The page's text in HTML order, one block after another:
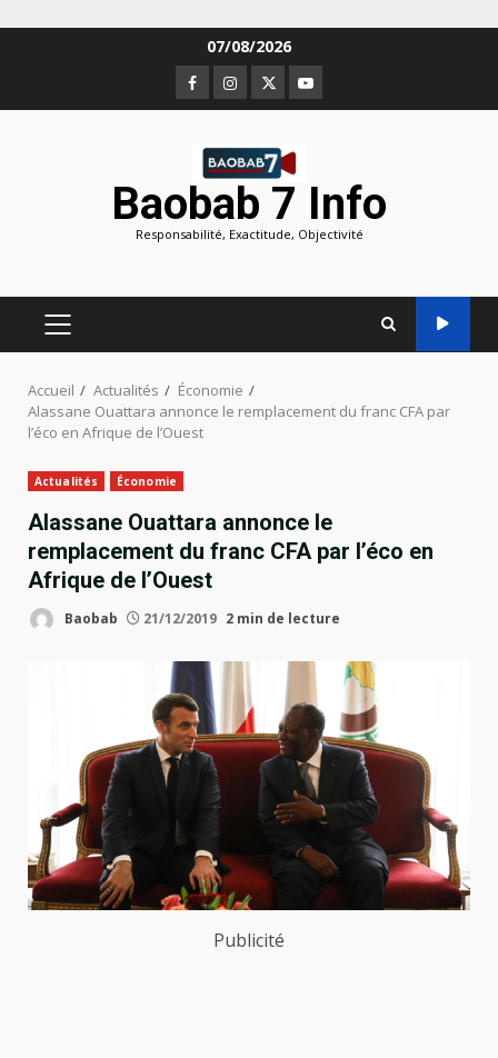
07/08/2026
Facebook
Instagram
TwitterYoutube
Baobab 7 Info
Responsabilité, Exactitude, Objectivité
MENU
PRINCIPAL
Accueil Actualités
Économie
Alassane Ouattara annonce le remplacement du franc CFA par
l’éco en Afrique de l’Ouest
Actualités Économie
Alassane Ouattara annonce le
remplacement du franc CFA par l’éco en
Afrique de l’Ouest
Baobab 21/12/2019 2 min de lecture
Publicité